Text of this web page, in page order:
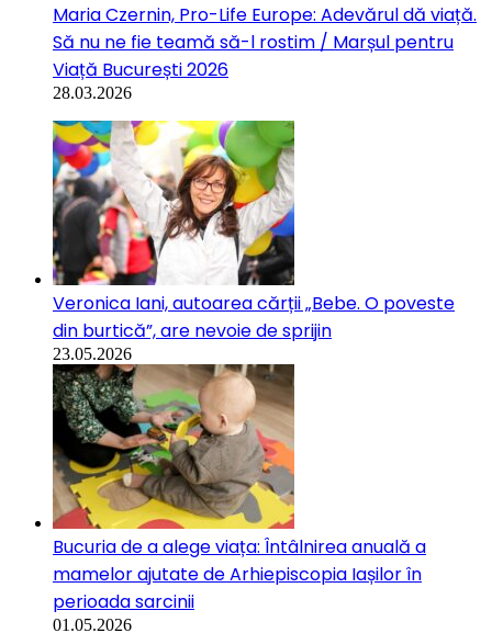
Maria Czernin, Pro-Life Europe: Adevărul dă viață.
Să nu ne fie teamă să-l rostim / Marșul pentru
Viață București 2026
28.03.2026
Veronica Iani, autoarea cărții „Bebe. O poveste
din burtică”, are nevoie de sprijin
23.05.2026
Bucuria de a alege viața: Întâlnirea anuală a
mamelor ajutate de Arhiepiscopia Iașilor în
perioada sarcinii
01.05.2026